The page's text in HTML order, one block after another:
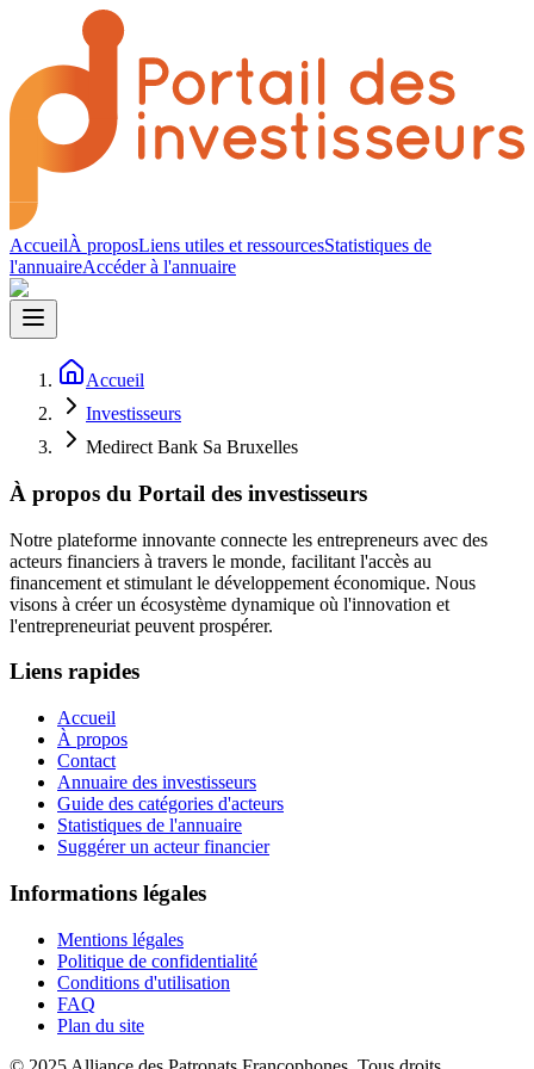
AccueilÀ proposLiens utiles et ressourcesStatistiques de
l'annuaireAccéder à l'annuaire
Accueil
Investisseurs
Medirect Bank Sa Bruxelles
À propos du Portail des investisseurs
Notre plateforme innovante connecte les entrepreneurs avec des
acteurs financiers à travers le monde, facilitant l'accès au
financement et stimulant le développement économique. Nous
visons à créer un écosystème dynamique où l'innovation et
l'entrepreneuriat peuvent prospérer.
Liens rapides
Accueil
À propos
Contact
Annuaire des investisseurs
Guide des catégories d'acteurs
Statistiques de l'annuaire
Suggérer un acteur financier
Informations légales
Mentions légales
Politique de confidentialité
Conditions d'utilisation
FAQ
Plan du site